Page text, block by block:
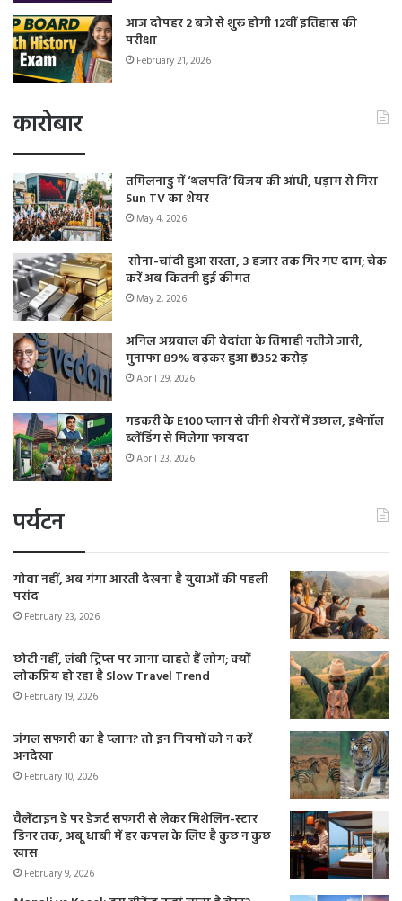
आज दोपहर 2 बजे से शुरू होगी 12वीं इतिहास की
परीक्षा
February 21, 2026
कारोबार
तमिलनाडु में ‘थलपति’ विजय की आंधी, धड़ाम से गिरा
Sun TV का शेयर
May 4, 2026
सोना-चांदी हुआ सस्ता, 3 हजार तक गिर गए दाम; चेक
करें अब कितनी हुई कीमत
May 2, 2026
अनिल अग्रवाल की वेदांता के तिमाही नतीजे जारी,
मुनाफा 89% बढ़कर हुआ ₹9352 करोड़
April 29, 2026
गडकरी के E100 प्लान से चीनी शेयरों में उछाल, इथेनॉल
ब्लेंडिंग से मिलेगा फायदा
April 23, 2026
पर्यटन
गोवा नहीं, अब गंगा आरती देखना है युवाओं की पहली
पसंद
February 23, 2026
छोटी नहीं, लंबी ट्रिप्स पर जाना चाहते हैं लोग; क्यों
लोकप्रिय हो रहा है Slow Travel Trend
February 19, 2026
जंगल सफारी का है प्लान? तो इन नियमों को न करें
अनदेखा
February 10, 2026
वैलेंटाइन डे पर डेजर्ट सफारी से लेकर मिशेलिन-स्टार
डिनर तक, अबू धाबी में हर कपल के लिए है कुछ न कुछ
खास
February 9, 2026